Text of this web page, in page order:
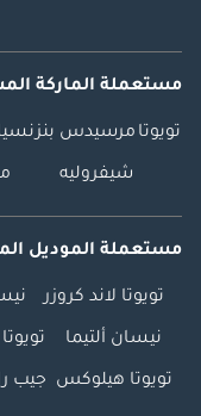
مستعملة الماركة
تويوتا مرسيدس بنز
شيفروليه
مستعملة الموديل
تويوتا لاند كروزر
نيسان ألتيما
تويوتا هيلوكس جيب